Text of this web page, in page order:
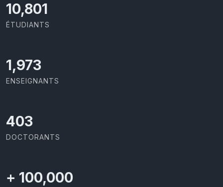
11,418
ÉTUDIANTS
2,086
ENSEIGNANTS
426
DOCTORANTS
+ 100,000